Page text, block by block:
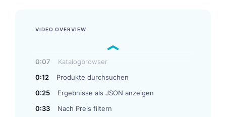
VIDEO OVERVIEW
0:07
Katalogbrowser
0:12
Produkte durchsuchen
0:25
Ergebnisse als JSON anzeigen
0:33
Nach Preis filtern